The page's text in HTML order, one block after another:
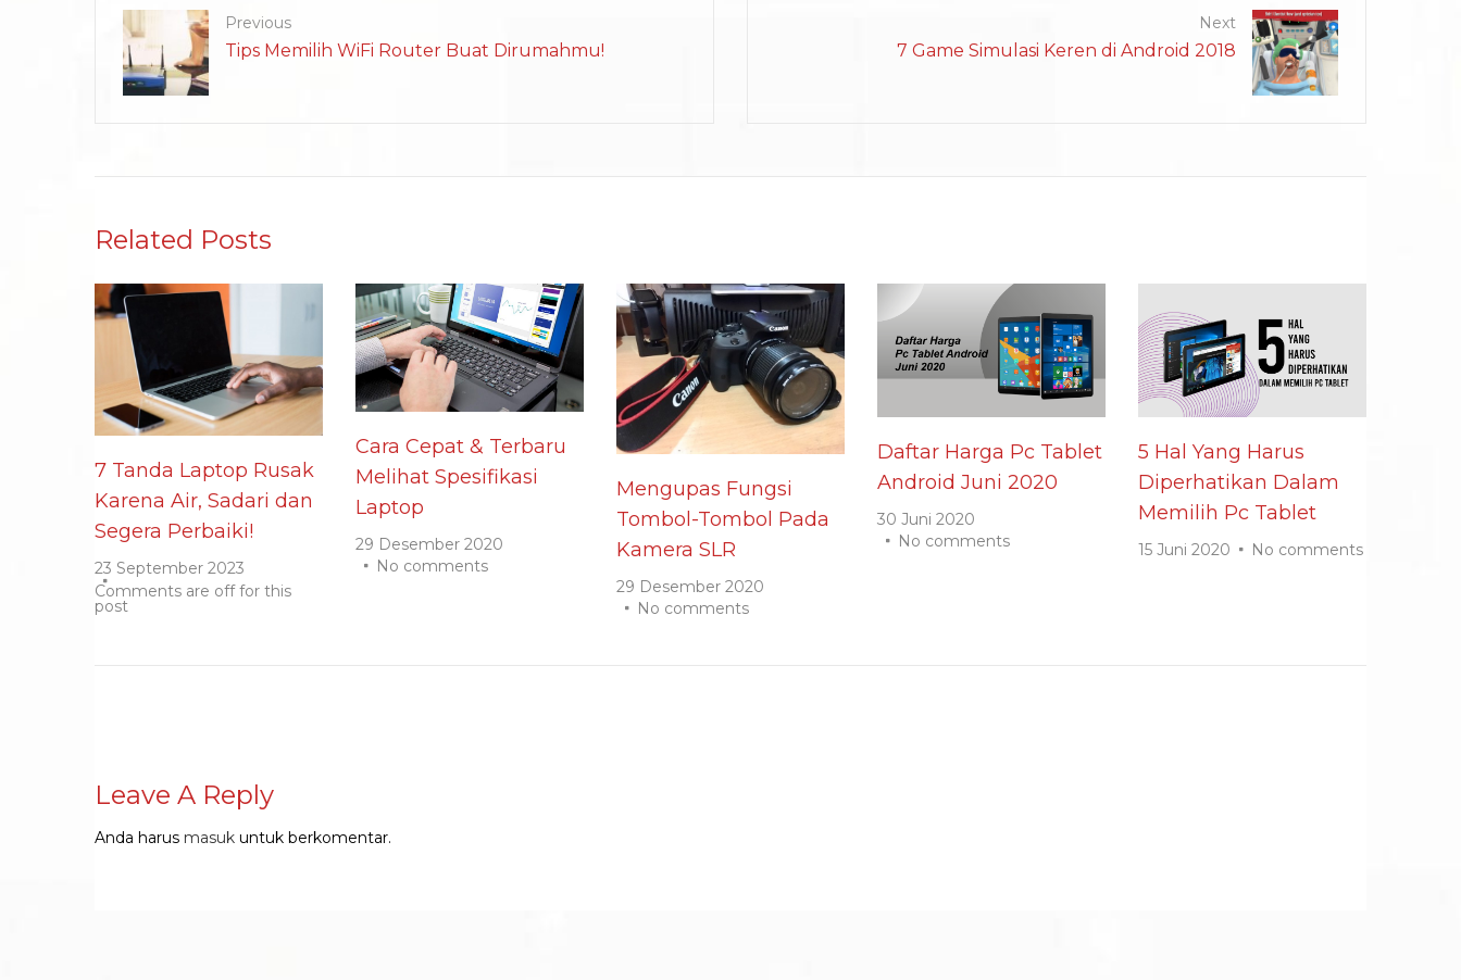
Previous
Tips Memilih WiFi Router Buat Dirumahmu!
Next
7 Game Simulasi Keren di Android 2018
Related Posts
7 Tanda Laptop Rusak
Karena Air, Sadari dan
Segera Perbaiki!
23 September 2023
Comments are off for this
post
Cara Cepat & Terbaru
Melihat Spesifikasi
Laptop
29 Desember 2020
No comments
Mengupas Fungsi
Tombol-Tombol Pada
Kamera SLR
29 Desember 2020
No comments
Daftar Harga Pc Tablet
Android Juni 2020
30 Juni 2020
No comments
5 Hal Yang Harus
Diperhatikan Dalam
Memilih Pc Tablet
15 Juni 2020 No comments
Leave A Reply
Anda harus masuk untuk berkomentar.